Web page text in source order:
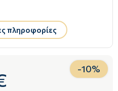
πληροφορίες
-10%